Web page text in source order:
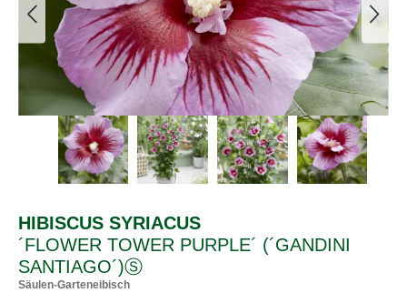
HIBISCUS SYRIACUS
´FLOWER TOWER PURPLE´ (´GANDINI
SANTIAGO´)Ⓢ
Säulen-Garteneibisch